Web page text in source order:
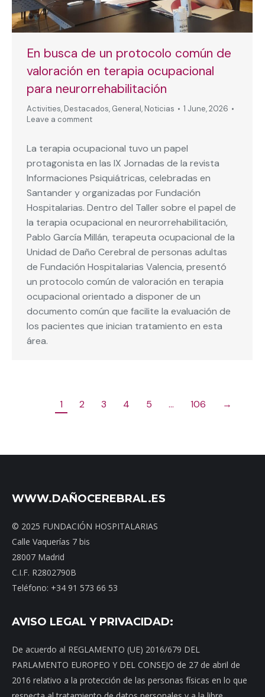
En busca de un protocolo común de
valoración en terapia ocupacional
para neurorrehabilitación
Activities, Destacados, General, Noticias
1 June, 2026
Leave a comment
La terapia ocupacional tuvo un papel
protagonista en las IX Jornadas de la revista
Informaciones Psiquiátricas, celebradas en
Santander y organizadas por Fundación
Hospitalarias. Dentro del Taller sobre el papel de
la terapia ocupacional en neurorrehabilitación,
Pablo García Millán, terapeuta ocupacional de la
Unidad de Daño Cerebral de personas adultas
de Fundación Hospitalarias Valencia, presentó
un protocolo común de valoración en terapia
ocupacional orientado a disponer de un
documento común que facilite la evaluación de
los pacientes que inician tratamiento en esta
área.
1 2 3 4 5 … 106 →
WWW.DAÑOCEREBRAL.ES
© 2025 FUNDACIÓN HOSPITALARIAS
Calle Vaquerías 7 bis
28007 Madrid
C.I.F. R2802790B
Teléfono: +34 91 573 66 53
AVISO LEGAL Y PRIVACIDAD:
De acuerdo al REGLAMENTO (UE) 2016/679 DEL
PARLAMENTO EUROPEO Y DEL CONSEJO de 27 de abril de
2016 relativo a la protección de las personas físicas en lo que